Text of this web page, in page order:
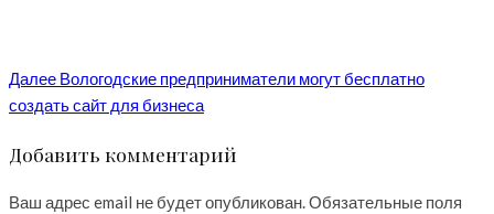
Далее Вологодские предприниматели могут бесплатно
создать сайт для бизнеса
Добавить комментарий
Ваш адрес email не будет опубликован.Обязательные поля